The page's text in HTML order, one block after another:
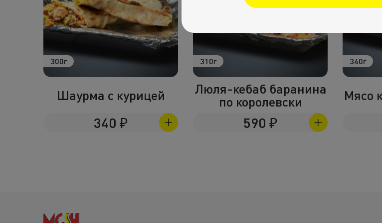
310г
Люля-кебаб баранина
по королевски
590₽
340г
Мясо курица в лаваше
495₽
250г